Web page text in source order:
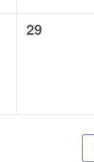
0
29